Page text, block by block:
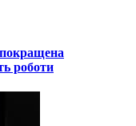
роботи